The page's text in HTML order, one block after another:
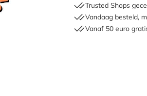
Trusted Shops
Vandaag besteld,
Vanaf 50 euro